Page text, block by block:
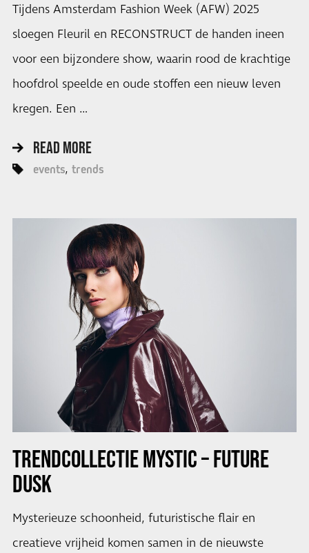
Tijdens Amsterdam Fashion Week (AFW) 2025
sloegen Fleuril en RECONSTRUCT de handen ineen
voor een bijzondere show, waarin rood de krachtige
hoofdrol speelde en oude stoffen een nieuw leven
kregen. Een …
READ MORE
events trends
TRENDCOLLECTIE MYSTIC – FUTURE
DUSK
Mysterieuze schoonheid, futuristische flair en
creatieve vrijheid komen samen in de nieuwste